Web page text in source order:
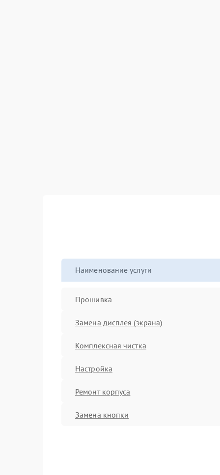
Наименование услуги
Прошивка
Замена дисплея (экрана)
Комплексная чистка
Настройка
Ремонт корпуса
Замена кнопки